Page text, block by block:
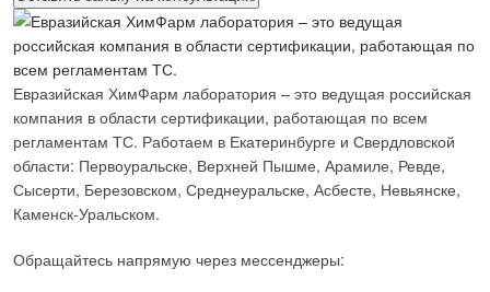
Евразийская ХимФарм лаборатория – это ведущая российская
компания в области сертификации, работающая по всем
регламентам ТС. Работаем в Екатеринбурге и Свердловской
области: Первоуральске, Верхней Пышме, Арамиле, Ревде,
Сысерти, Березовском, Среднеуральске, Асбесте, Невьянске,
Каменск-Уральском.
Обращайтесь напрямую через мессенджеры: